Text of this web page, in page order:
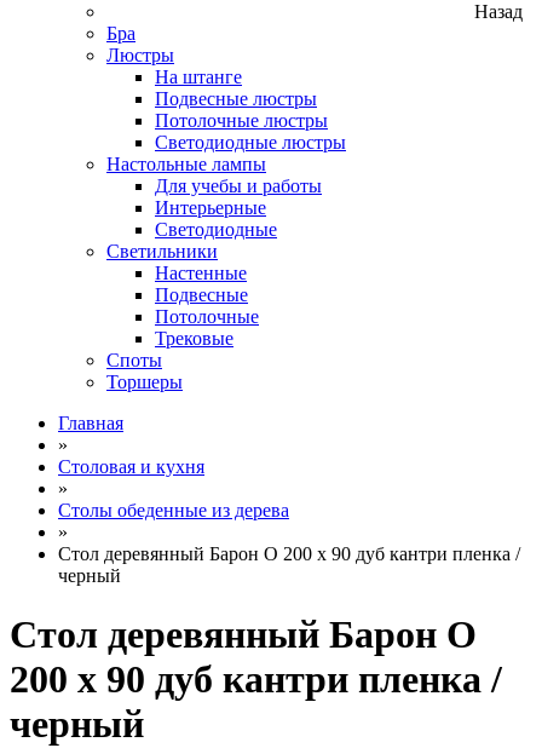
Назад
Бра
Люстры
На штанге
Подвесные люстры
Потолочные люстры
Светодиодные люстры
Настольные лампы
Для учебы и работы
Интерьерные
Светодиодные
Светильники
Настенные
Подвесные
Потолочные
Трековые
Споты
Торшеры
Главная
»
Столовая и кухня
»
Столы обеденные из дерева
»
Стол деревянный Барон О 200 х 90 дуб кантри пленка /
черный
Стол деревянный Барон О
200 х 90 дуб кантри пленка /
черный